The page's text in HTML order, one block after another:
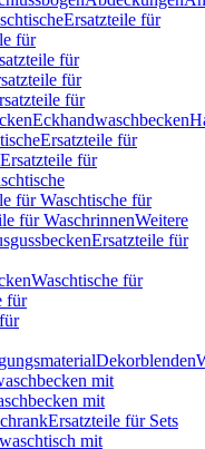
Ersatzteile für
für
für
für
für
Eckhandwaschbecken
Ersatzteile für
Ersatzteile für
für Waschtische für
für WaschrinnenWeitere
Ersatzteile für
Waschtische für
für
Dekorblenden
mit
mit
Ersatzteile für Sets
mit